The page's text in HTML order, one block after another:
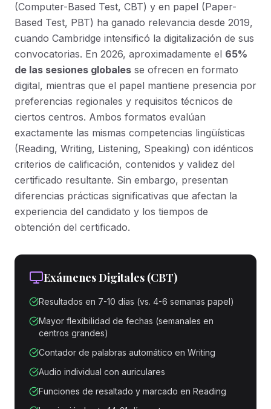
(Computer-Based Test, CBT) y en papel (Paper-
Based Test, PBT) ha ganado relevancia desde 2019,
cuando Cambridge intensificó la digitalización de sus
convocatorias. En 2026, aproximadamente el 65%
de las sesiones globales se ofrecen en formato
digital, mientras que el papel mantiene presencia por
preferencias regionales y requisitos técnicos de
ciertos centros. Ambos formatos evalúan
exactamente las mismas competencias lingüísticas
(Reading, Writing, Listening, Speaking) con idénticos
criterios de calificación, contenidos y validez del
certificado resultante. Sin embargo, presentan
diferencias prácticas significativas que afectan la
experiencia del candidato y los tiempos de
obtención del certificado.
Exámenes Digitales (CBT)
Resultados en 7-10 días (vs. 4-6 semanas papel)
Mayor flexibilidad de fechas (semanales en
centros grandes)
Contador de palabras automático en Writing
Audio individual con auriculares
Funciones de resaltado y marcado en Reading